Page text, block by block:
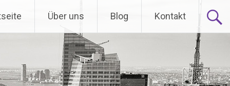
Über uns Blog Kontakt